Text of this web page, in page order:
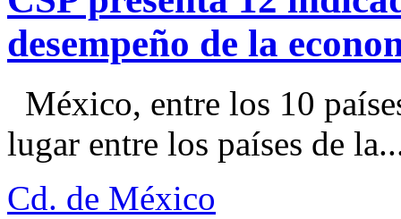
desempeño de la
México, entre los 10
lugar entre los países de
Cd. de México